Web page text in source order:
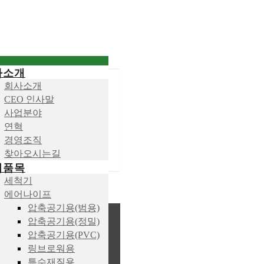
개
회사소개
CEO 인사말
사업분야
연혁
경영조직
찾아오시는길
품목
세척기
에어나이프
압축공기용(범용)
압축공기용(정밀)
압축공기용(PVC)
링브로워용
특수재질용